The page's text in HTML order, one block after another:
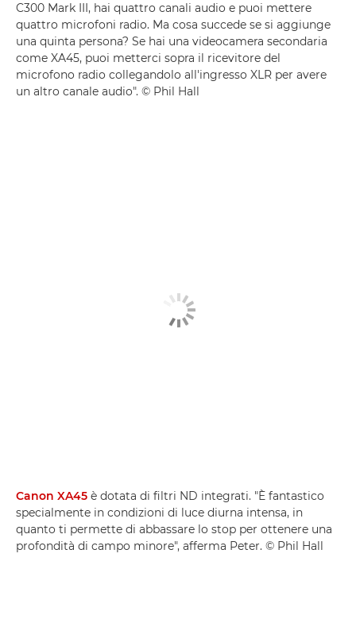
C300 Mark III, hai quattro canali audio e puoi mettere
quattro microfoni radio. Ma cosa succede se si aggiunge
una quinta persona? Se hai una videocamera secondaria
come XA45, puoi metterci sopra il ricevitore del
microfono radio collegandolo all'ingresso XLR per avere
un altro canale audio". © Phil Hall
Canon XA45 è dotata di filtri ND integrati. "È fantastico
specialmente in condizioni di luce diurna intensa, in
quanto ti permette di abbassare lo stop per ottenere una
profondità di campo minore", afferma Peter. © Phil Hall